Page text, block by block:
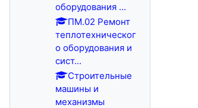
оборудования ...
ПМ.02 Ремонт
теплотехническог
о оборудования и
сист...
Строительные
машины и
механизмы